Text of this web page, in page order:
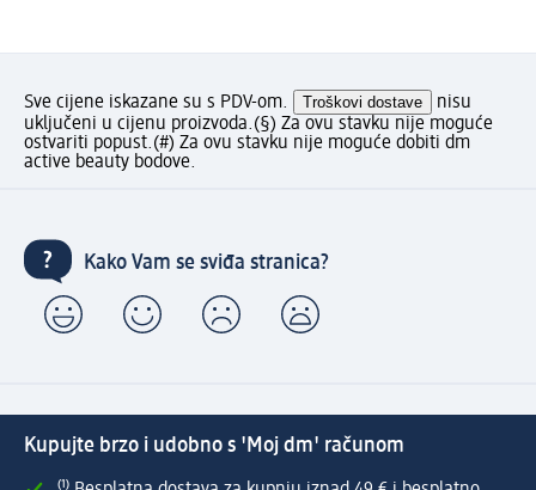
Sve cijene iskazane su s PDV-om. Troškovi dostave
nisu
uključeni u cijenu proizvoda.(§) Za ovu stavku nije moguće
ostvariti popust.(#) Za ovu stavku nije moguće dobiti dm
active beauty bodove.
Kako Vam se sviđa stranica?
Kupujte brzo i udobno s 'Moj dm' računom